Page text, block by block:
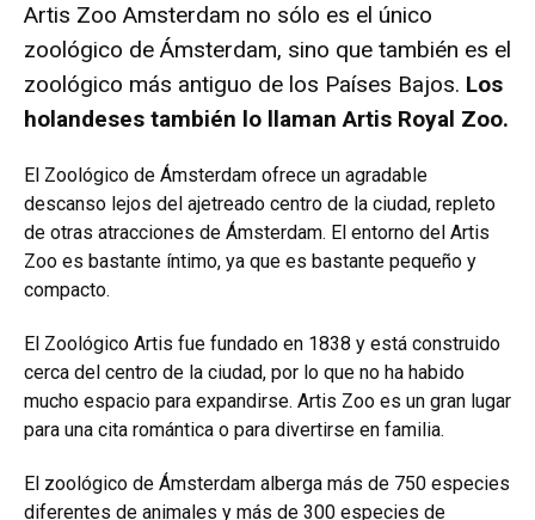
Artis Zoo Amsterdam no sólo es el único
zoológico de Ámsterdam, sino que también es el
zoológico más antiguo de los Países Bajos. Los
holandeses también lo llaman Artis Royal Zoo.
El Zoológico de Ámsterdam ofrece un agradable
descanso lejos del ajetreado centro de la ciudad, repleto
de otras atracciones de Ámsterdam. El entorno del Artis
Zoo es bastante íntimo, ya que es bastante pequeño y
compacto.
El Zoológico Artis fue fundado en 1838 y está construido
cerca del centro de la ciudad, por lo que no ha habido
mucho espacio para expandirse. Artis Zoo es un gran lugar
para una cita romántica o para divertirse en familia.
El zoológico de Ámsterdam alberga más de 750 especies
diferentes de animales y más de 300 especies de